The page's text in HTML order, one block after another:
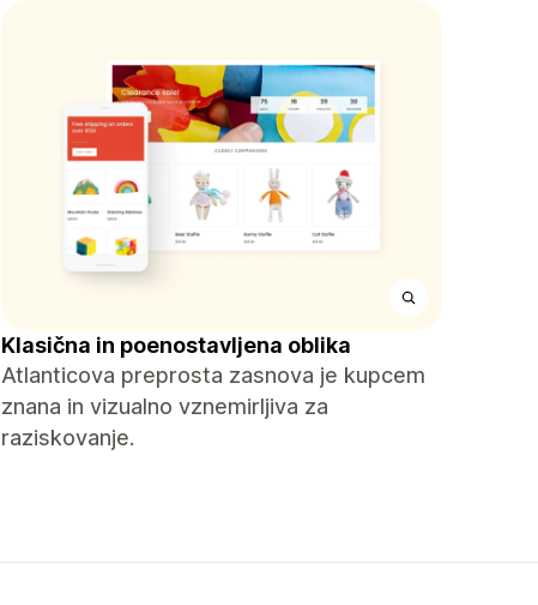
Klasična in poenostavljena oblika
Atlanticova preprosta zasnova je kupcem
znana in vizualno vznemirljiva za
raziskovanje.